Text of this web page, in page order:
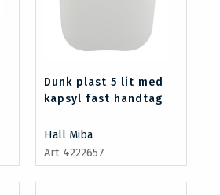
Dunk plast 5 lit med
kapsyl fast handtag
Hall Miba
Art 4222657